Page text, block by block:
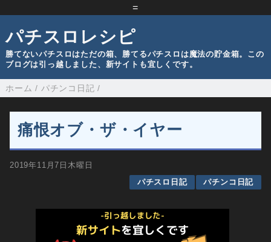
=
パチスロレシピ
勝てないパチスロはただの箱、勝てるパチスロは魔法の貯金箱。この
ブログは引っ越しました、新サイトも宜しくです。
ホーム / パチンコ日記 /
痛恨オブ・ザ・イヤー
2019年11月7日木曜日
パチスロ日記
パチンコ日記